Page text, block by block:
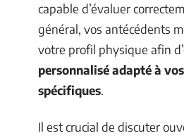
capable d’évaluer
général, vos antécédents
votre profil physique afin
personnalisé adapté à
spécifiques.
Il est crucial de discuter